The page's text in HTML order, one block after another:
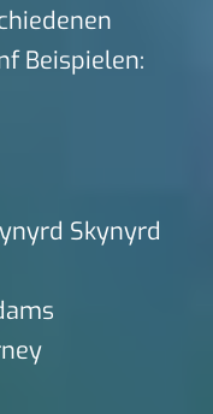
Beispielen:
Skynyrd